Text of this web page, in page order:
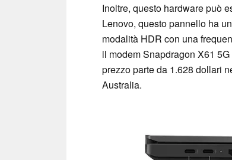
Inoltre, questo hardware può
Lenovo, questo pannello ha
modalità HDR con una
il modem Snapdragon X61
prezzo parte da 1.628 dollari
Australia.